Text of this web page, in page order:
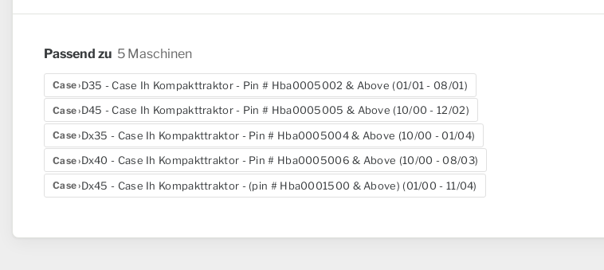
Passend zu 5 Maschinen
Case D35 - Case Ih Kompakttraktor - Pin # Hba0005002 & Above (01/01 - 08/01)
Case D45 - Case Ih Kompakttraktor - Pin # Hba0005005 & Above (10/00 - 12/02)
Case Dx35 - Case Ih Kompakttraktor - Pin # Hba0005004 & Above (10/00 - 01/04)
Case Dx40 - Case Ih Kompakttraktor - Pin # Hba0005006 & Above (10/00 - 08/03)
Case Dx45 - Case Ih Kompakttraktor - (pin # Hba0001500 & Above) (01/00 - 11/04)